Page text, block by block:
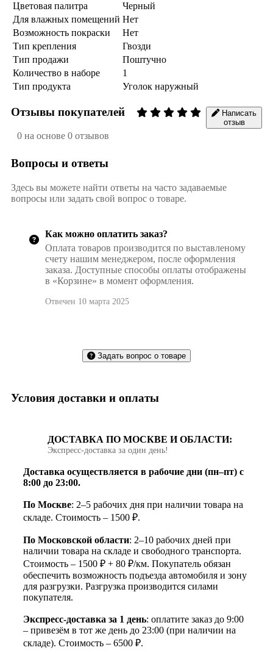
Цветовая палитра
Черный
Для влажных помещений Нет
Возможность покраски
Нет
Тип крепления
Гвозди
Тип продажи
Поштучно
Количество в наборе
1
Тип продукта
Уголок наружный
Отзывы покупателей
0 на основе 0 отзывов
Написать
отзыв
Вопросы и ответы
Здесь вы можете найти ответы на часто задаваемые
вопросы или задать свой вопрос о товаре.
Как можно оплатить заказ?
Оплата товаров производится по выставленому
счету нашим менеджером, после оформления
заказа. Доступные способы оплаты отображены
в «Корзине» в момент оформления.
Отвечен 10 марта 2025
Задать вопрос о товаре
Условия доставки и оплаты
ДОСТАВКА ПО МОСКВЕ И ОБЛАСТИ:
Экспресс‑доставка за один день!
Доставка осуществляется в рабочие дни (пн–пт) с
8:00 до 23:00.
По Москве: 2–5 рабочих дня при наличии товара на
складе. Стоимость – 1500 ₽.
По Московской области: 2–10 рабочих дней при
наличии товара на складе и свободного транспорта.
Стоимость – 1500 ₽ + 80 ₽/км. Покупатель обязан
обеспечить возможность подъезда автомобиля и зону
для разгрузки. Разгрузка производится силами
покупателя.
Экспресс-доставка за 1 день: оплатите заказ до 9:00
– привезём в тот же день до 23:00 (при наличии на
складе). Стоимость – 6500 ₽.